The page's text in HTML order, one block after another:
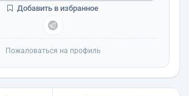
Добавить в избранное
Пожаловаться на профиль